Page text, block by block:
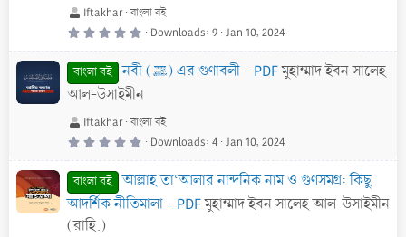
s
)
Iftakhar বাংলা বই
0
0
s
a
r
s
)
Downloads 9 Jan 10, 2024
বাংলা বই নবী (ﷺ) এর গুণাবলী - PDFমুহাম্মাদ ইবন সালেহ
আল-উসাইমীন
Iftakhar বাংলা বই
0
0
s
t
a
r
Downloads 4 Jan 10, 2024
বাংলা বই
আল্লাহ তা‘আলার নান্দনিক নাম ও গুণসমগ্র: কিছু
আদর্শিক নীতিমালা - PDFমুহাম্মাদ ইবন সালেহ আল-উসাইমীন
(রাহি.)